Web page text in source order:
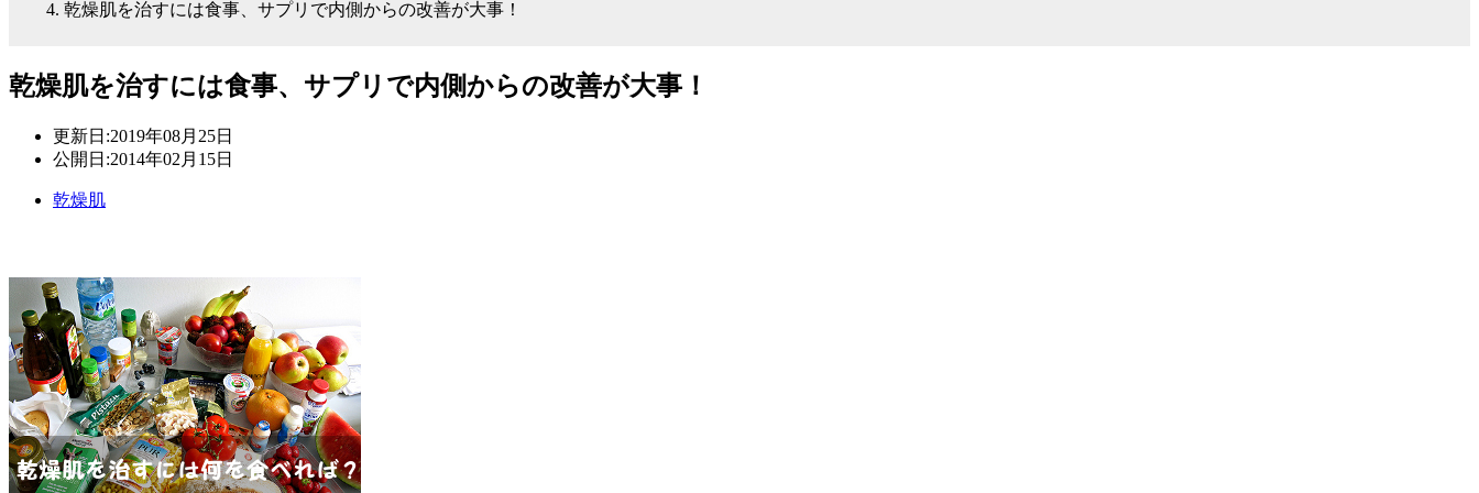
乾燥肌を治すには食事、サプリで内側からの改善が大事！
乾燥肌を治すには食事、サプリで内側からの改善が大事！
更新日:2019年08月25日
公開日:2014年02月15日
乾燥肌